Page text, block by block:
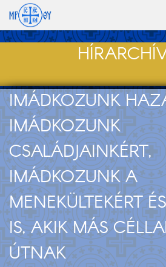
IMÁDKOZUNK
IMÁDKOZUNK
CSALÁDJAINKÉRT,
IMÁDKOZUNK A
MENEKÜLTEKÉRT
IS, AKIK MÁS
ÚTNAK